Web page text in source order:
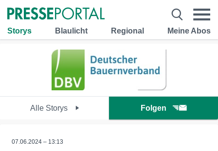
Storys Blaulicht Regional Meine Abos
Alle Storys Folgen
07.06.2024 – 13:13